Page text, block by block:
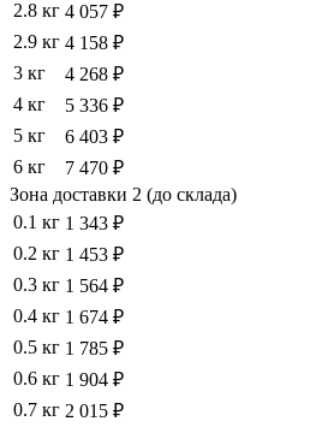
2.8 кг 4 057 ₽
2.9 кг 4 158 ₽
3 кг
4 268 ₽
4 кг
5 336 ₽
5 кг
6 403 ₽
6 кг
7 470 ₽
Зона доставки 2 (до склада)
0.1 кг 1 343 ₽
0.2 кг 1 453 ₽
0.3 кг 1 564 ₽
0.4 кг 1 674 ₽
0.5 кг 1 785 ₽
0.6 кг 1 904 ₽
0.7 кг 2 015 ₽